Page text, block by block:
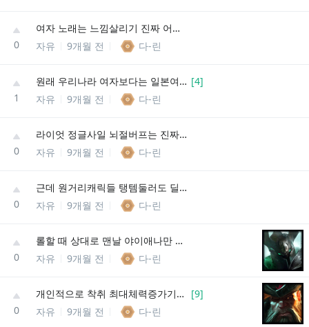
0
여자 노래는 느낌살리기 진짜 어렵네,,,
자유
9개월 전 다-린
1
원래 우리나라 여자보다는 일본여자 목소리가 더 매력적인건가 [4]
자유
9개월 전 다-린
0
라이엇 정글사일 뇌절버프는 진짜 딱밤마렵네 ㅋㅋ
자유
9개월 전 다-린
0
근데 원거리캐릭들 탱템둘러도 딜나오는 애들은 ㄹㅇ 조정좀 해줘야되는거 아니냐
자유
9개월 전 다-린
0
롤할 때 상대로 맨날 야이애나만 만나고싶다
자유
9개월 전 다-린
0
개인적으로 착취 최대체력증가기믹은 걍 없앴으면 좋겠음 [9]
자유
9개월 전 다-린